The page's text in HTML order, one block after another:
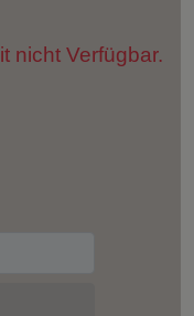
nicht Verfügbar.